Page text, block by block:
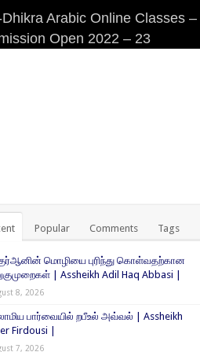
Arabic Online Classes –
Open 2022 – 23
Arabic Online Classes –
DHIKRA ARABIC COLLEGE
Masjid (Kuwait Masjid), Malaz,
Popular Comments Tags
மொழியை புரிந்து கொள்வதற்கான
| Assheikh Adil Haq Abbasi |
8, 2026
பார்வையில் றபீஉல் அவ்வல் | Assheikh
Firdousi |
7, 2026